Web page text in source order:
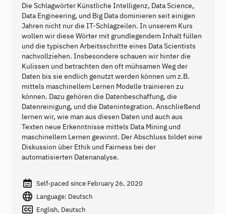
Die Schlagwörter Künstliche Intelligenz, Data Science,
Data Engineering, und Big Data dominieren seit einigen
Jahren nicht nur die IT-Schlagzeilen. In unserem Kurs
wollen wir diese Wörter mit grundlegendem Inhalt füllen
und die typischen Arbeitsschritte eines Data Scientists
nachvollziehen. Insbesondere schauen wir hinter die
Kulissen und betrachten den oft mühsamen Weg der
Daten bis sie endlich genutzt werden können um z.B.
mittels maschinellem Lernen Modelle trainieren zu
können. Dazu gehören die Datenbeschaffung, die
Datenreinigung, und die Datenintegration. Anschließend
lernen wir, wie man aus diesen Daten und auch aus
Texten neue Erkenntnisse mittels Data Mining und
maschinellem Lernen gewinnt. Der Abschluss bildet eine
Diskussion über Ethik und Fairness bei der
automatisierten Datenanalyse.
Self-paced since February 26, 2020
Language: Deutsch
English, Deutsch